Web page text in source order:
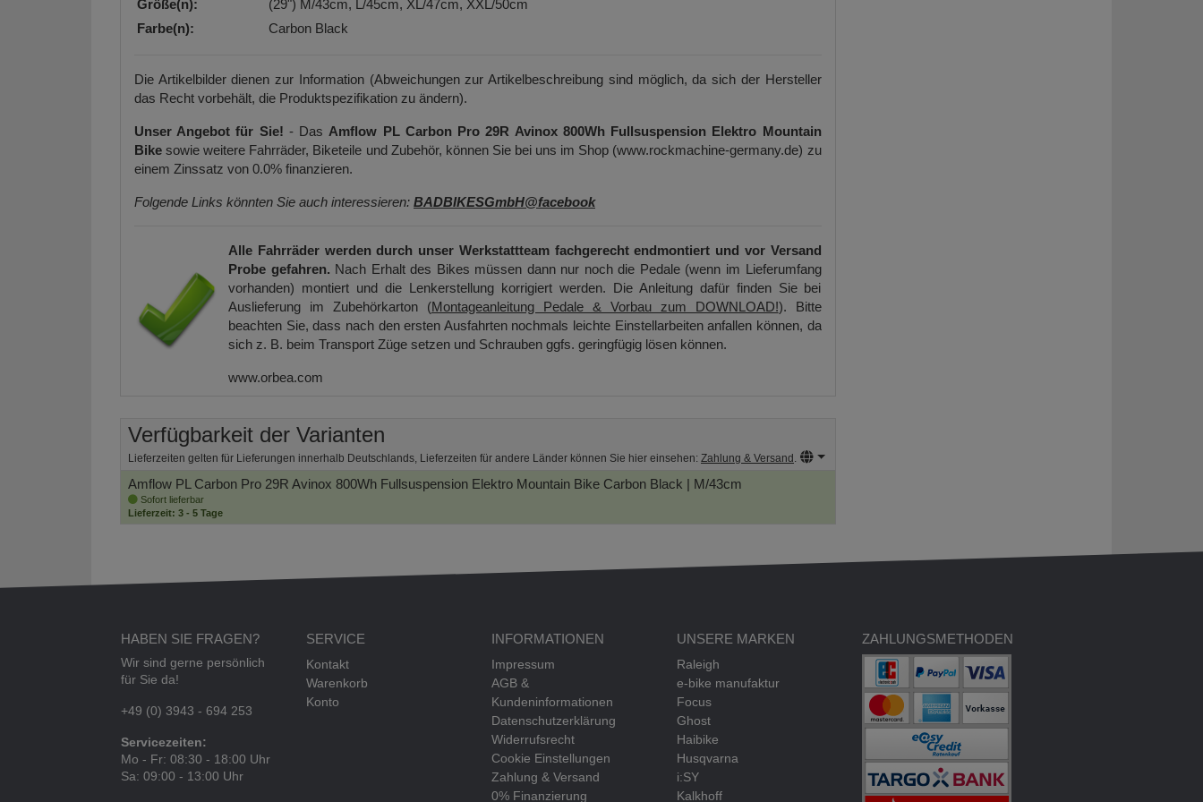
Größe(n):
(29") M/43cm, L/45cm, XL/47cm, XXL/50cm
Farbe(n):
Carbon Black
Die Artikelbilder dienen zur Information (Abweichungen zur Artikelbeschreibung sind möglich, da sich der Hersteller
das Recht vorbehält, die Produktspezifikation zu ändern).
Unser Angebot für Sie! - Das Amflow PL Carbon Pro 29R Avinox 800Wh Fullsuspension Elektro Mountain
Bike sowie weitere Fahrräder, Biketeile und Zubehör, können Sie bei uns im Shop (www.rockmachine-germany.de) zu
einem Zinssatz von 0.0% finanzieren.
Folgende Links könnten Sie auch interessieren: BADBIKESGmbH@facebook
Alle Fahrräder werden durch unser Werkstattteam fachgerecht endmontiert und vor Versand
Probe gefahren. Nach Erhalt des Bikes müssen dann nur noch die Pedale (wenn im Lieferumfang
vorhanden) montiert und die Lenkerstellung korrigiert werden. Die Anleitung dafür finden Sie bei
Auslieferung im Zubehörkarton (Montageanleitung Pedale & Vorbau zum DOWNLOAD!). Bitte
beachten Sie, dass nach den ersten Ausfahrten nochmals leichte Einstellarbeiten anfallen können, da
sich z. B. beim Transport Züge setzen und Schrauben ggfs. geringfügig lösen können.
www.orbea.com
Verfügbarkeit der Varianten
Lieferzeiten gelten für Lieferungen innerhalb Deutschlands, Lieferzeiten für andere Länder können Sie hier einsehen: Zahlung & Versand .
Amflow PL Carbon Pro 29R Avinox 800Wh Fullsuspension Elektro Mountain Bike Carbon Black | M/43cm
Sofort lieferbar
Lieferzeit: 3 - 5 Tage
HABEN SIE FRAGEN?
Wir sind gerne persönlich
für Sie da!
+49 (0) 3943 - 694 253
Servicezeiten:
Mo - Fr: 08:30 - 18:00 Uhr
Sa: 09:00 - 13:00 Uhr
SERVICE
Kontakt
Warenkorb
Konto
INFORMATIONEN
Impressum
AGB &
Kundeninformationen
Datenschutzerklärung
Widerrufsrecht
Cookie Einstellungen
Zahlung & Versand
0% Finanzierung
UNSERE MARKEN
Raleigh
e-bike manufaktur
Focus
Ghost
Haibike
Husqvarna
i:SY
Kalkhoff
ZAHLUNGSMETHODEN